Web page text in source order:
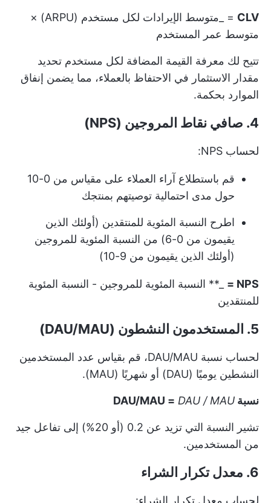
CLV
= _متوسط الإيرادات لكل مستخدم (ARPU) ×
متوسط عمر المستخدم
تتيح لك معرفة القيمة المضافة لكل مستخدم تحديد
مقدار الاستثمار في الاحتفاظ بالعملاء، مما يضمن إنفاق
الموارد بحكمة.
4. صافي نقاط المروجين (NPS)
لحساب NPS:
قم باستطلاع آراء العملاء على مقياس من 0-10
حول مدى احتمالية توصيتهم بمنتجك
اطرح النسبة المئوية للمنتقدين (أولئك الذين
يقيمون من 0-6) من النسبة المئوية للمروجين
(أولئك الذين يقيمون من 9-10)
NPS =
_** النسبة المئوية للمروجين - النسبة المئوية
للمنتقدين
5. المستخدمون النشطون (DAU/MAU)
لحساب نسبة DAU/MAU، قم بقياس عدد المستخدمين
النشطين يوميًا (DAU) أو شهريًا (MAU).
نسبة DAU/MAU = DAU / MAU
تشير النسبة التي تزيد عن 0.2 (أو 20%) إلى تفاعل جيد
من المستخدمين.
6. معدل تكرار الشراء
لحساب معدل تكرار الشراء: